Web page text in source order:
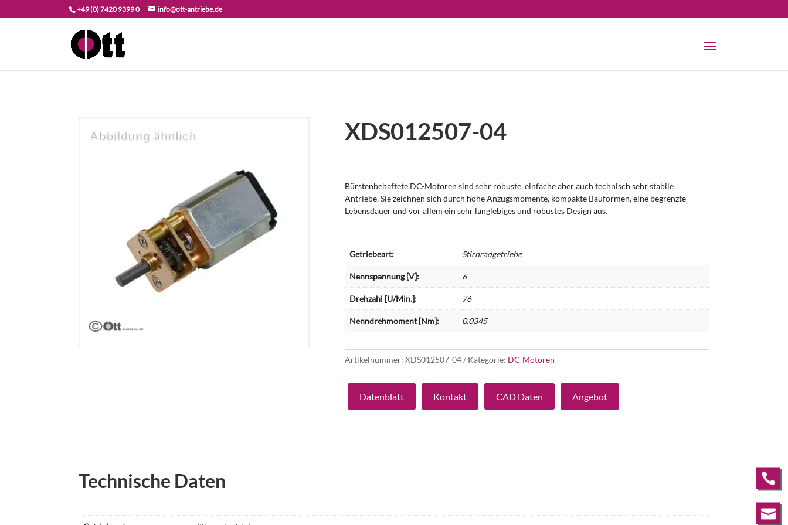
+49 (0) 7420 9399 0 info@ott-antriebe.de
XDS012507-04
Bürstenbehaftete DC-Motoren sind sehr robuste, einfache aber auch technisch sehr stabile
Antriebe. Sie zeichnen sich durch hohe Anzugsmomente, kompakte Bauformen, eine begrenzte
Lebensdauer und vor allem ein sehr langlebiges und robustes Design aus.
Getriebeart: Stirnradgetriebe
Nennspannung [V]: 6
Drehzahl [U/Min.]: 76
Nenndrehmoment [Nm]: 0.0345
Artikelnummer:XDS012507-04 Kategorie: DC-Motoren
Datenblatt Kontakt CAD Daten Angebot
Technische Daten 
